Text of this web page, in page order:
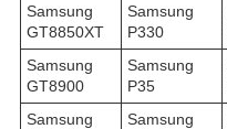
Samsung
GT8850XT
Samsung
P330
Samsung
GT8900
Samsung
P35
Samsung
Samsung